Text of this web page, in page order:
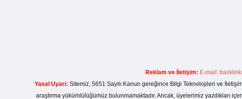
Reklam ve İletişim: E-mail:
Yasal Uyarı: Sitemiz, 5651 Sayılı Kanun gereğince Bilgi Teknolojileri ve
araştırma yükümlülüğümüz bulunmamaktadır. Ancak, üyelerimiz yazdıkları